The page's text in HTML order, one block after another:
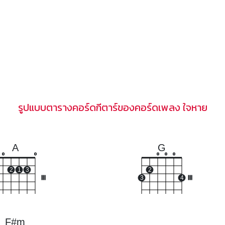
รูปแบบตารางคอร์ดกีตาร์ของคอร์ดเพลง ใจหาย
A
o
2 1 3
o
G
3
2
o o o
4
F#m